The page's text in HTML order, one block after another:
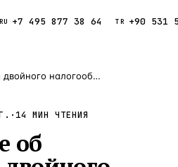
RU +7 495 877 38 64 TR +90 531
Соглашение об избежании двойного налогообложения: ключ к международной налоговой оптимизации
· 14 МИН ЧТЕНИЯ
об